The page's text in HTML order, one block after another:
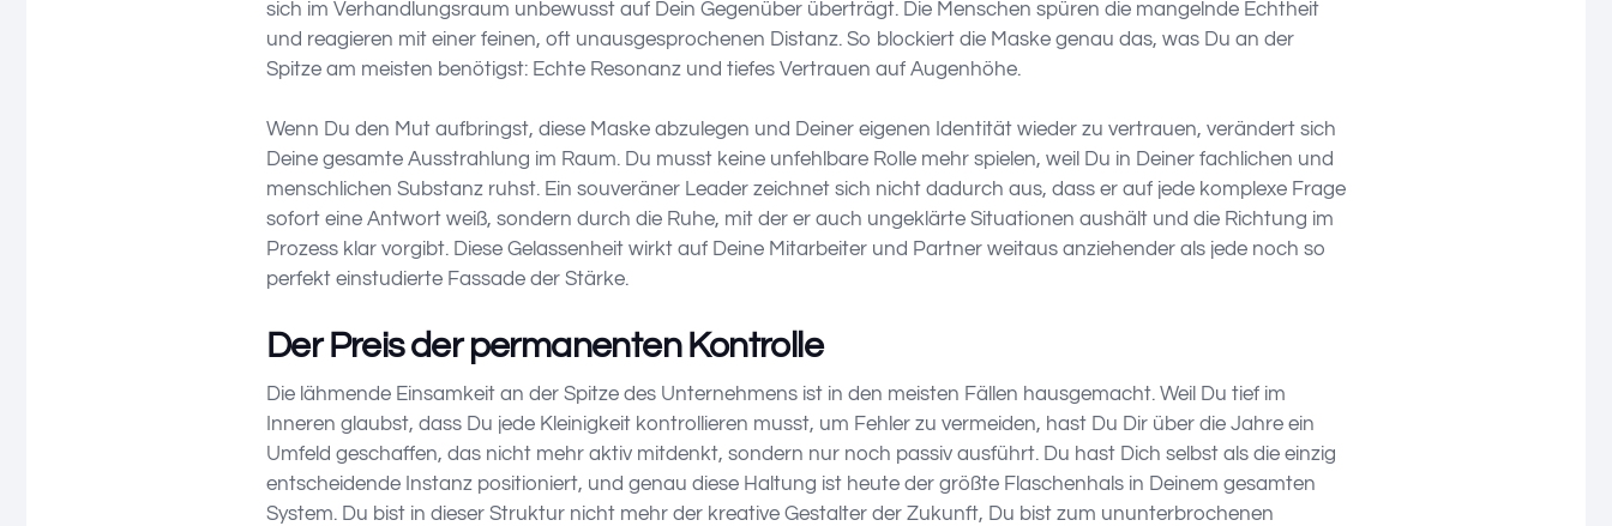
sich im Verhandlungsraum unbewusst auf Dein Gegenüber überträgt. Die Menschen spüren die mangelnde Echtheit
und reagieren mit einer feinen, oft unausgesprochenen Distanz. So blockiert die Maske genau das, was Du an der
Spitze am meisten benötigst: Echte Resonanz und tiefes Vertrauen auf Augenhöhe.
Wenn Du den Mut aufbringst, diese Maske abzulegen und Deiner eigenen Identität wieder zu vertrauen, verändert sich
Deine gesamte Ausstrahlung im Raum. Du musst keine unfehlbare Rolle mehr spielen, weil Du in Deiner fachlichen und
menschlichen Substanz ruhst. Ein souveräner Leader zeichnet sich nicht dadurch aus, dass er auf jede komplexe Frage
sofort eine Antwort weiß, sondern durch die Ruhe, mit der er auch ungeklärte Situationen aushält und die Richtung im
Prozess klar vorgibt. Diese Gelassenheit wirkt auf Deine Mitarbeiter und Partner weitaus anziehender als jede noch so
perfekt einstudierte Fassade der Stärke.
Der Preis der permanenten Kontrolle
Die lähmende Einsamkeit an der Spitze des Unternehmens ist in den meisten Fällen hausgemacht. Weil Du tief im
Inneren glaubst, dass Du jede Kleinigkeit kontrollieren musst, um Fehler zu vermeiden, hast Du Dir über die Jahre ein
Umfeld geschaffen, das nicht mehr aktiv mitdenkt, sondern nur noch passiv ausführt. Du hast Dich selbst als die einzig
entscheidende Instanz positioniert, und genau diese Haltung ist heute der größte Flaschenhals in Deinem gesamten
System. Du bist in dieser Struktur nicht mehr der kreative Gestalter der Zukunft, Du bist zum ununterbrochenen